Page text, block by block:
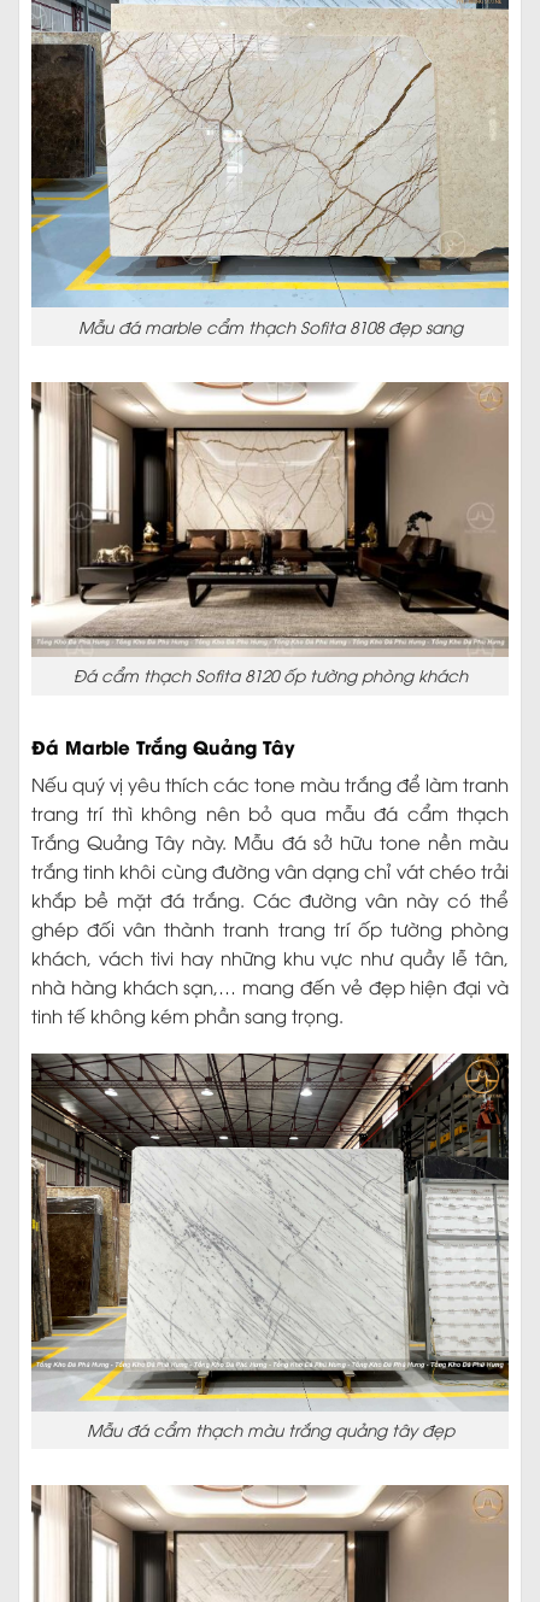
Mẫu đá marble cẩm thạch Sofita 8108 đẹp sang
Đá cẩm thạch Sofita 8120 ốp tường phòng khách
Đá Marble Trắng Quảng Tây
Nếu quý vị yêu thích các tone màu trắng để làm tranh
trang trí thì không nên bỏ qua mẫu đá cẩm thạch
Trắng Quảng Tây này. Mẫu đá sở hữu tone nền màu
trắng tinh khôi cùng đường vân dạng chỉ vát chéo trải
khắp bề mặt đá trắng. Các đường vân này có thể
ghép đối vân thành tranh trang trí ốp tường phòng
khách, vách tivi hay những khu vực như quầy lễ tân,
nhà hàng khách sạn,… mang đến vẻ đẹp hiện đại và
tinh tế không kém phần sang trọng.
Mẫu đá cẩm thạch màu trắng quảng tây đẹp